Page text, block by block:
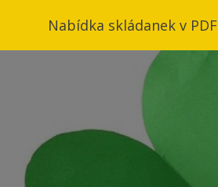
Nabídka skládanek v PDF